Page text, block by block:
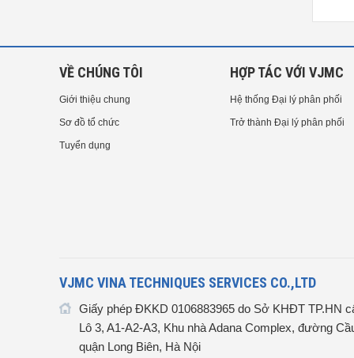
VỀ CHÚNG TÔI
Giới thiệu chung
Sơ đồ tổ chức
Tuyển dụng
HỢP TÁC VỚI VJMC
Hệ thống Đại lý phân phối
Trở thành Đại lý phân phối
VJMC VINA TECHNIQUES SERVICES CO.,LTD
Giấy phép ĐKKD 0106883965 do Sở KHĐT TP.HN
Lô 3, A1-A2-A3, Khu nhà Adana Complex, đường
quận Long Biên, Hà Nội